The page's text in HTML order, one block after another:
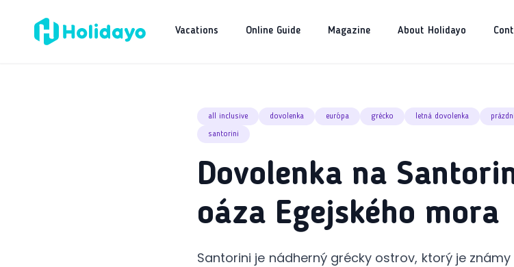
Vacations Online Guide Magazine About Holidayo
all inclusive dovolenka európa grécko letná dovolenka
santorini
Dovolenka na
oáza Egejského mora
Santorini je nádherný grécky ostrov, ktorý je